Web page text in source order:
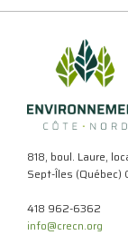
818, boul. Laure,
Sept-Îles (Québec)
418 962-6362
info@crecn.org